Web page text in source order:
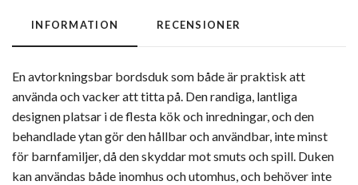
INFORMATION RECENSIONER
En avtorkningsbar bordsduk som både är praktisk att
använda och vacker att titta på. Den randiga, lantliga
designen platsar i de flesta kök och inredningar, och den
behandlade ytan gör den hållbar och användbar, inte minst
för barnfamiljer, då den skyddar mot smuts och spill. Duken
kan användas både inomhus och utomhus, och behöver inte